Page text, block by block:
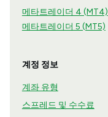
메타트레이더 4 (MT4)
메타트레이더 5 (MT5)
계정 정보
계좌 유형
스프레드 및 수수료